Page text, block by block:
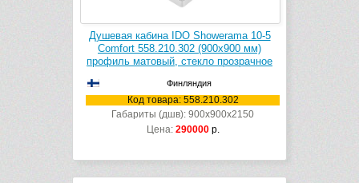
Душевая кабина IDO Showerama 10-5
Comfort 558.210.302 (900х900 мм)
профиль матовый, стекло прозрачное
Финляндия
Код товара: 558.210.302
Габариты (дшв): 900x900x2150
Цена: 290000р.